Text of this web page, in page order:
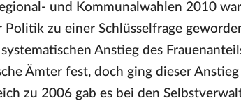
und Kommunalwahlen 2010
Politik zu einer Schlüsselfrage
Anstieg des
Ämter fest, doch ging dieser
zu 2006 gab es bei den